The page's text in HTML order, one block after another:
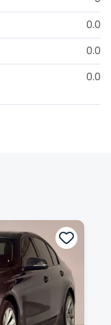
0.0
0.0
0.0